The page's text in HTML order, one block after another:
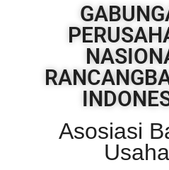
Asosiasi
Usaha